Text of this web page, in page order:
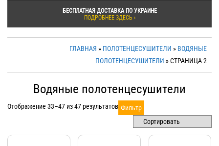
БЕСПЛАТНАЯ ДОСТАВКА ПО УКРАИНЕ
ПОДРОБНЕЕ ЗДЕСЬ ›
ГЛАВНАЯ » ПОЛОТЕНЦЕСУШИТЕЛИ » ВОДЯНЫЕ
ПОЛОТЕНЦЕСУШИТЕЛИ » СТРАНИЦА 2
Водяные полотенцесушители
Отображение 33–47 из 47 результатов Фильтр